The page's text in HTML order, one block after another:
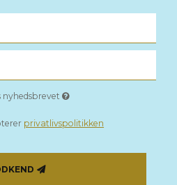
nyhedsbrevet
privatlivspolitikken